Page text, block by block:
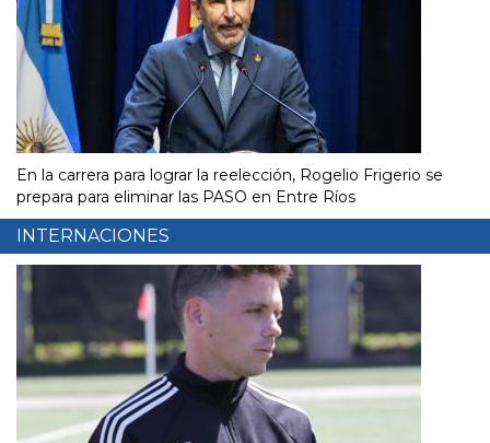
En la carrera para lograr la reelección, Rogelio Frigerio se
prepara para eliminar las PASO en Entre Ríos
INTERNACIONES